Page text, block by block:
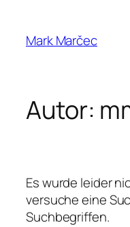
springen
Mark Marčec
Autor:
Es wurde leider
versuche eine
Suchbegriffen.